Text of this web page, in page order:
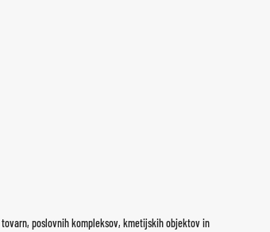
poslovnih kompleksov, kmetijskih objektov in